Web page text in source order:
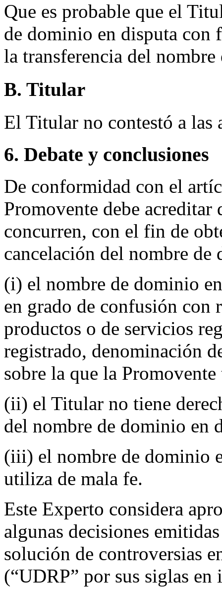
Que es probable que el
de dominio en disputa
la transferencia del
B. Titular
El Titular no contestó a las
6. Debate y conclusiones
De conformidad con el
Promovente debe acreditar
concurren, con el fin de
cancelación del nombre
(i) el nombre de dominio
en grado de confusión con
productos o de servicios
registrado, denominación
sobre la que la
(ii) el Titular no tiene
del nombre de dominio en
(iii) el nombre de dominio
utiliza de mala fe.
Este Experto considera
algunas decisiones
solución de controversias
(“UDRP” por sus siglas